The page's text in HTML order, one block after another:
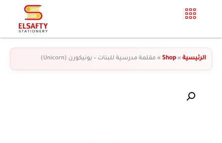
الرئيسية »
Shop
» مقلمة مدرسية للبنات – يونيكورن (Unicorn)